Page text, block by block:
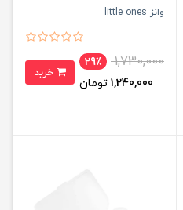
وانز little ones
1,730,000
29٪
1,240,000 تومان